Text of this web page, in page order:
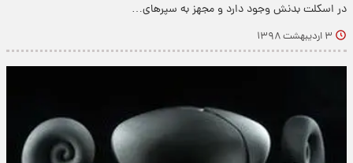
در اسکلت بدنش وجود دارد و مجهز به سپر‌های…
۳ اردیبهشت ۱۳۹۸